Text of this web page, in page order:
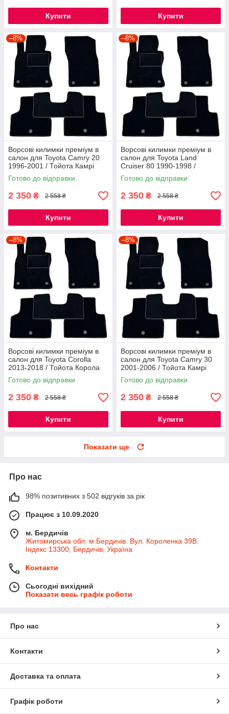
Купити Купити
–8%
Ворсові килимки преміум в
салон для Toyota Camry 20
1996-2001 / Тойота Камрі
Кемрі килимки
Готово до відправки
2 350 ₴ 2 558 ₴
Купити
–8%
Ворсові килимки преміум в
салон для Toyota Land
Cruiser 80 1990-1998 /
Тойота Ленд Крузер 80
килимки
Готово до відправки
2 350 ₴ 2 558 ₴
Купити
–8%
Ворсові килимки преміум в
салон для Toyota Corolla
2013-2018 / Тойота Корола
килимки
Готово до відправки
2 350 ₴ 2 558 ₴
Купити
–8%
Ворсові килимки преміум в
салон для Toyota Camry 30
2001-2006 / Тойота Камрі
Кемрі килимки
Готово до відправки
2 350 ₴ 2 558 ₴
Купити
Показати ще
Про нас
98% позитивних з 502 відгуків за рік
Працює з 10.09.2020
м. Бердичів
Житомирська обл. м.Бердичів. Вул. Короленка 39В.
Індекс 13300, Бердичів, Україна
Контакти
Сьогодні вихідний
Показати весь графік роботи
Про нас
Контакти
Доставка та оплата
Графік роботи